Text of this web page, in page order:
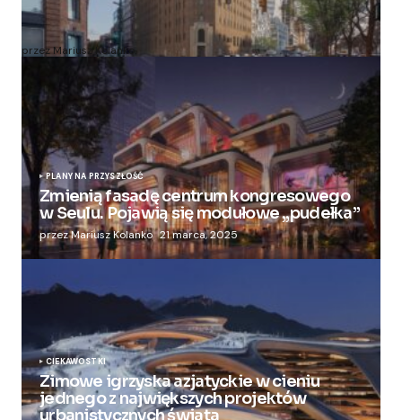
Zmieniają więzienie dla kobiet w nowoczesny
apartamentowiec
przez Mariusz Kolanko 20 lipca, 2024
PLANY NA PRZYSZŁOŚĆ
Zmienią fasadę centrum kongresowego
w Seulu. Pojawią się modułowe „pudełka”
przez Mariusz Kolanko 21 marca, 2025
CIEKAWOSTKI
Zimowe igrzyska azjatyckie w cieniu
jednego z największych projektów
urbanistycznych świata